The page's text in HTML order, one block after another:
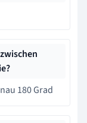
180 Grad